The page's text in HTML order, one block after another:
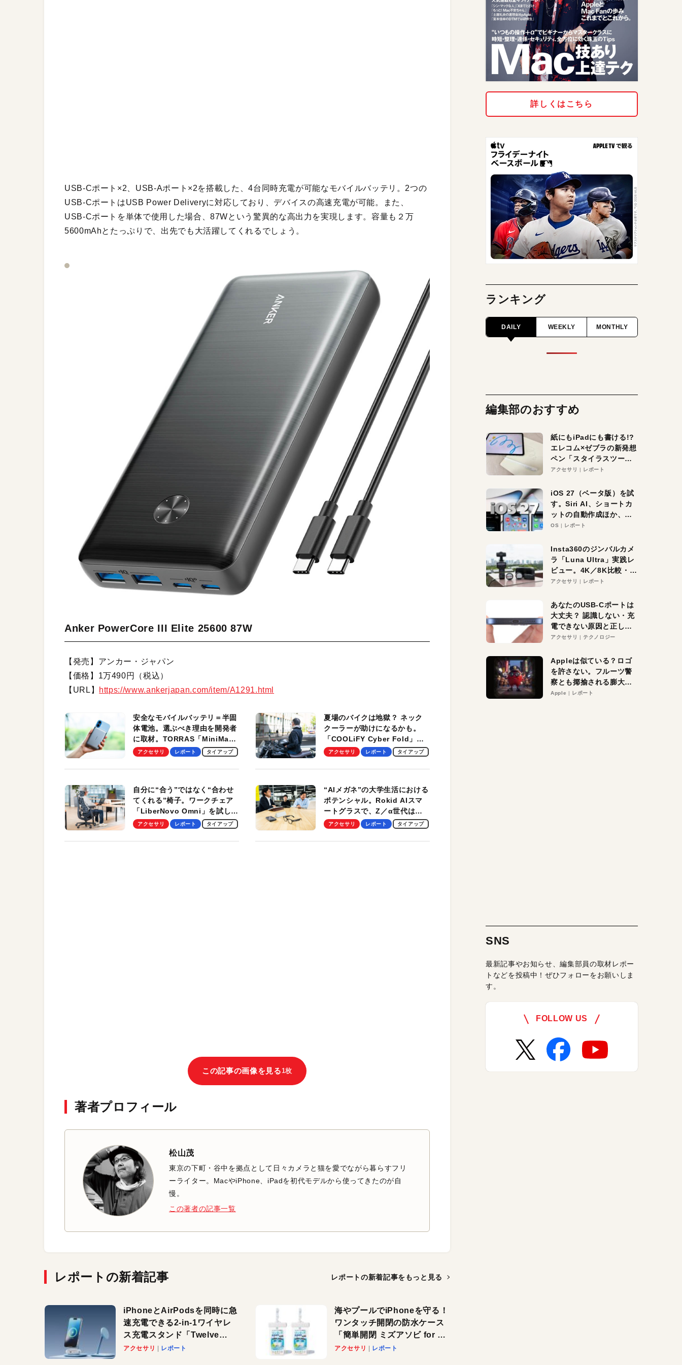
USB-Cポート×2、USB-Aポート×2を搭載した、4台同時充電が可能なモバイルバッテリ。2つの
USB-CポートはUSB Power Deliveryに対応しており、デバイスの高速充電が可能。また、
USB-Cポートを単体で使用した場合、87Wという驚異的な高出力を実現します。容量も２万
5600mAhとたっぷりで、出先でも大活躍してくれるでしょう。
Anker PowerCore III Elite 25600 87W
【発売】アンカー・ジャパン
【価格】1万490円（税込）
【URL】
https://www.ankerjapan.com/item/A1291.html
安全なモバイルバッテリ＝半固
体電池。選ぶべき理由を開発者
に取材。TORRAS「MiniMag
Pro」の実機レビューも
アクセサリ レポート タイアップ
夏場のバイクは地獄？ ネック
クーラーが助けになるかも。
「COOLiFY Cyber Fold」レ
ビュー。冷却の速さ、密着する
性がグッド！
アクセサリ レポート タイアップ
自分に“合う”ではなく“合わせ
てくれる”椅子。ワークチェア
「LiberNovo Omni」を試して
わかったその魅力。まさかのス
アクセサリ レポート タイアップ
“AIメガネ”の大学生活における
ポテンシャル。Rokid AIスマ
ートグラスで、Z／α世代は何
を見る？ 現役学生起業家、そ
【PR】
アクセサリ レポート タイアップ
この記事の画像を見る1枚
著者プロフィール
松山茂
東京の下町・谷中を拠点として日々カメラと猫を愛でながら暮らすフリ
ーライター。MacやiPhone、iPadを初代モデルから使ってきたのが自
慢。
この著者の記事一覧
レポートの新着記事 レポートの新着記事をもっと見る
iPhoneとAirPodsを同時に急
速充電できる2-in-1ワイヤレ
ス充電スタンド「Twelve
South HiRise 2 Deluxe」が
アクセサリ レポート
海やプールでiPhoneを守る！
ワンタッチ開閉の防水ケース
「簡単開閉 ミズアソビ for ス
マホ」で夏のレジャーを満喫
アクセサリ レポート
詳しくはこちら
ランキング
DAILY WEEKLY MONTHLY
編集部のおすすめ
紙にもiPadにも書ける!?
エレコム×ゼブラの新発想
ペン「スタイラスツーウ
ェイ」レビュー。持ち替
アクセサリ レポート
iOS 27（ベータ版）を試
す。Siri AI、ショートカ
ットの自動作成ほか、期
待大の便利機能5選。
る未来はすぐそこ！
OS レポート
Insta360のジンバルカメ
ラ「Luna Ultra」実践レ
ビュー。4K／8K比較・ズ
ーム・夜間撮影をチェッ
アクセサリ レポート
あなたのUSB-Cポートは
大丈夫？ 認識しない・充
電できない原因と正しい
対策
アクセサリ テクノロジー
Appleは似ている？ロゴ
を許さない。フルーツ警
察とも揶揄される膨大な
異議申し立て。対象は非
Apple レポート
SNS
最新記事やお知らせ、編集部員の取材レポー
トなどを投稿中！ぜひフォローをお願いしま
す。
FOLLOW US